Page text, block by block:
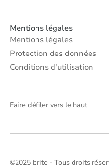
Mentions légales
Mentions légales
Protection des données
Conditions d'utilisation
Faire défiler vers le haut
©2025 brite - Tous droits